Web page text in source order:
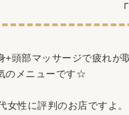
+頭部マッサージで疲れが
のメニューです☆
女性に評判のお店ですよ